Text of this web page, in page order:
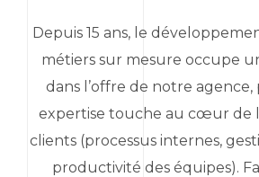
Depuis 15 ans, le
métiers sur mesure occupe
dans l’offre de notre
expertise touche au cœur de
clients (processus internes,
productivité des équipes).